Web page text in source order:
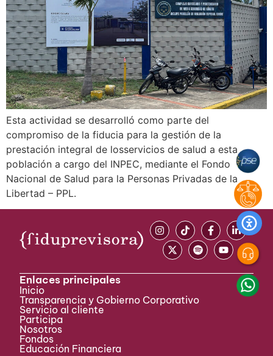
Esta actividad se desarrolló como parte del
compromiso de la fiducia para la gestión de la
prestación integral de losservicios de salud a esta
población a cargo del INPEC, mediante el Fondo
Nacional de Salud para la Personas Privadas de la
Libertad – PPL.
Enlaces principales
Inicio
Transparencia y Gobierno Corporativo
Servicio al cliente
Participa ​
Nosotros
Fondos
Educación Financiera